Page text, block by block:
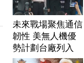
未來戰場聚焦通信
韌性 美無人機優
勢計劃台廠列入